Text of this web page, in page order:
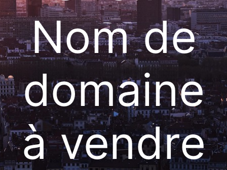
Nom de
domaine
à vendre